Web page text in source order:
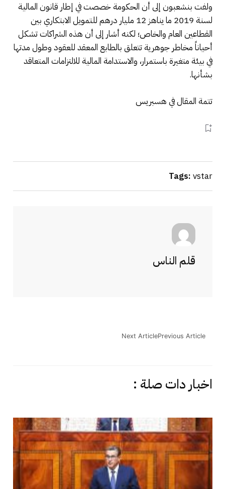
ولفت بنشعبون إلى أن الحكومة خصصت في إطار قانون المالية
لسنة 2019 ما يناهز 12 مليار درهم للتمويل الابتكاري بين
القطاعين العام والخاص؛ لكنه أشار إلى أن هذه الشراكات تشكل
أحياناً مخاطر جوهرية تتعلق بالطابع المعقد للعقود وطول مدتها
في بيئة متغيرة باستمرار، والاستدامة المالية للالتزامات المتعاقد
بشأنها.
تتمة المقال في هسبريس
Tags: vstar
قلم الناس
Previous Article
Next Article
اخبار دات صلة :